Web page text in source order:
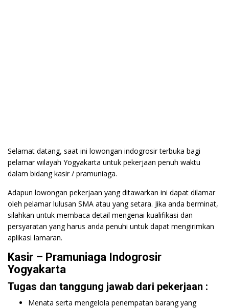
Selamat datang, saat ini lowongan indogrosir terbuka bagi
pelamar wilayah Yogyakarta untuk pekerjaan penuh waktu
dalam bidang kasir / pramuniaga.
Adapun lowongan pekerjaan yang ditawarkan ini dapat dilamar
oleh pelamar lulusan SMA atau yang setara. Jika anda berminat,
silahkan untuk membaca detail mengenai kualifikasi dan
persyaratan yang harus anda penuhi untuk dapat mengirimkan
aplikasi lamaran.
Kasir – Pramuniaga Indogrosir
Yogyakarta
Tugas dan tanggung jawab dari pekerjaan :
Menata serta mengelola penempatan barang yang